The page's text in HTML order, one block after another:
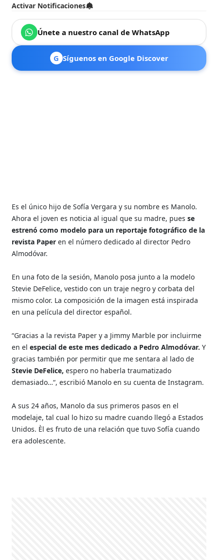
Activar Notificaciones
Únete a nuestro canal de WhatsApp
G Síguenos en Google Discover
Es el único hijo de Sofía Vergara y su nombre es Manolo.
Ahora el joven es noticia al igual que su madre, puesse
estrenó como modelo para un reportaje fotográfico de la
revista Paperen el número dedicado al director Pedro
Almodóvar.
En una foto de la sesión, Manolo posa junto a la modelo
Stevie DeFelice, vestido con un traje negro y corbata del
mismo color. La composición de la imagen está inspirada
en una película del director español.
“Gracias a la revista Paper y a Jimmy Marble por incluirme
en elespecial de este mes dedicado a Pedro Almodóvar.Y
gracias también por permitir que me sentara al lado de
Stevie DeFelice,espero no haberla traumatizado
demasiado…“, escribió Manolo en su cuenta de Instagram.
A sus 24 años, Manolo da sus primeros pasos en el
modelaje, tal cual lo hizo su madre cuando llegó a Estados
Unidos. Èl es fruto de una relación que tuvo Sofía cuando
era adolescente.